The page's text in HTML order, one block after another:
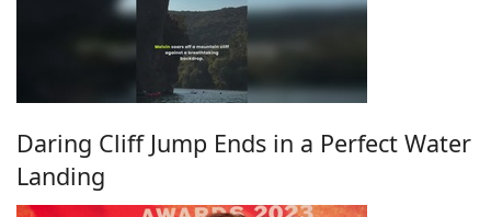
Daring Cliff Jump Ends in a Perfect Water
Landing